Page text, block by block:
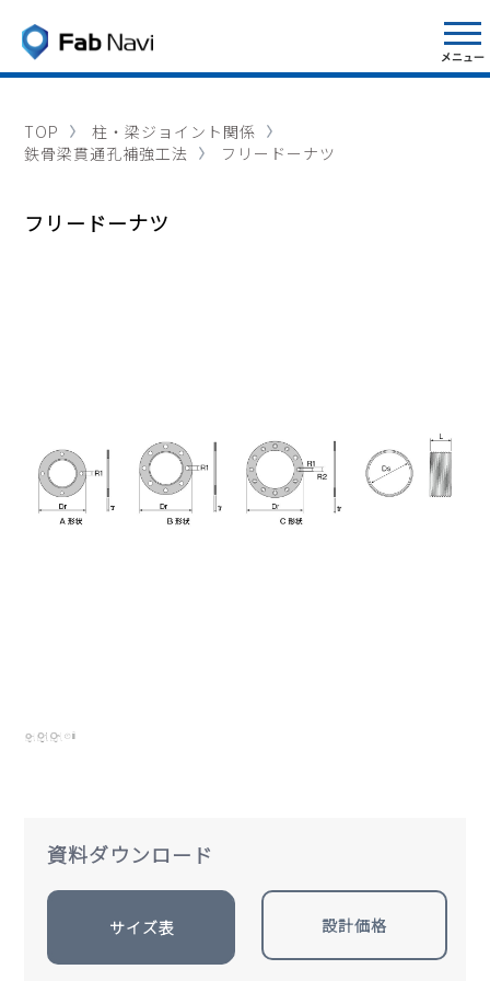
TOP
柱・梁ジョイント関係
鉄骨梁貫通孔補強工法
フリードーナツ
フリードーナツ
資料ダウンロード
サイズ表 設計価格